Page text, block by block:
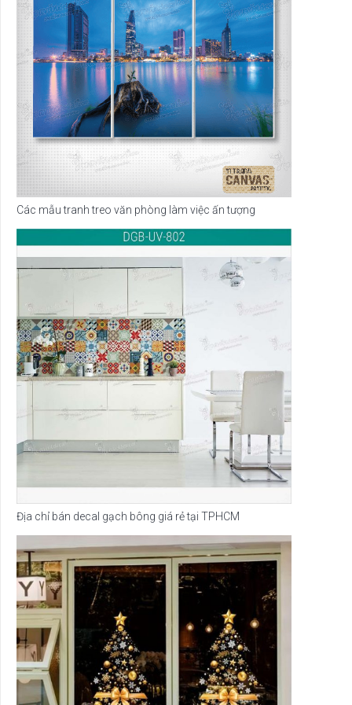
Các mẫu tranh treo văn phòng làm việc ấn tượng
Địa chỉ bán decal gạch bông giá rẻ tại TPHCM